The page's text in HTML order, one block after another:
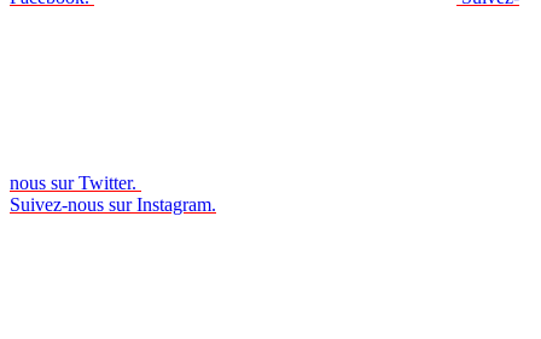
nous sur Twitter.
Suivez-nous sur Instagram.